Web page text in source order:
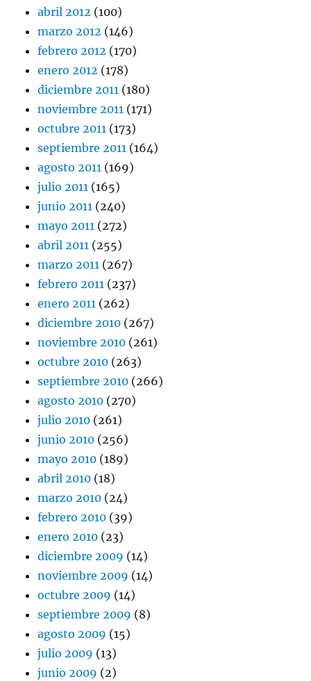
abril 2012 (100)
marzo 2012 (146)
febrero 2012 (170)
enero 2012 (178)
diciembre 2011 (180)
noviembre 2011 (171)
octubre 2011 (173)
septiembre 2011 (164)
agosto 2011 (169)
julio 2011 (165)
junio 2011 (240)
mayo 2011 (272)
abril 2011 (255)
marzo 2011 (267)
febrero 2011 (237)
enero 2011 (262)
diciembre 2010 (267)
noviembre 2010 (261)
octubre 2010 (263)
septiembre 2010 (266)
agosto 2010 (270)
julio 2010 (261)
junio 2010 (256)
mayo 2010 (189)
abril 2010 (18)
marzo 2010 (24)
febrero 2010 (39)
enero 2010 (23)
diciembre 2009 (14)
noviembre 2009 (14)
octubre 2009 (14)
septiembre 2009 (8)
agosto 2009 (15)
julio 2009 (13)
junio 2009 (2)